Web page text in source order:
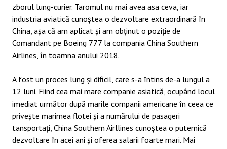
zborul lung-curier. Taromul nu mai avea asa ceva, iar
industria aviatică cunoștea o dezvoltare extraordinară în
China, așa că am aplicat și am obținut o poziție de
Comandant pe Boeing 777 la compania China Southern
Airlines, în toamna anului 2018.
A fost un proces lung și dificil, care s-a întins de-a lungul a
12 luni. Fiind cea mai mare companie asiatică, ocupând locul
imediat următor după marile companii americane în ceea ce
privește marimea flotei și a numărului de pasageri
tansportați, China Southern Airllines cunoștea o puternică
dezvoltare în acei ani și oferea salarii foarte mari. Mai